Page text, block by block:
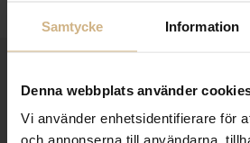
Samtycke Information
Denna webbplats använder
Vi använder enhetsidentifierare för
och annonserna till användarna,